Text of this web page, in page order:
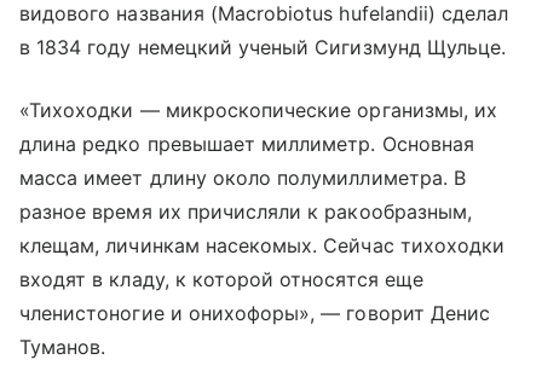
видового названия (Macrobiotus hufelandii) сделал
в 1834 году немецкий ученый Сигизмунд Щульце.
«Тихоходки — микроскопические организмы, их
длина редко превышает миллиметр. Основная
масса имеет длину около полумиллиметра. В
разное время их причисляли к ракообразным,
клещам, личинкам насекомых. Сейчас тихоходки
входят в кладу, к которой относятся еще
членистоногие и онихофоры», — говорит Денис
Туманов.